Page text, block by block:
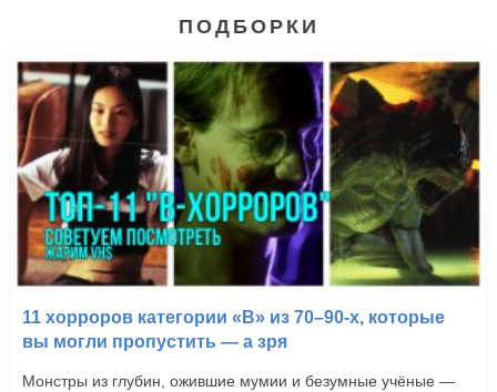
ПОДБОРКИ
11 хорроров категории «B» из 70–90-х, которые
вы могли пропустить — а зря
Монстры из глубин, ожившие мумии и безумные учёные —